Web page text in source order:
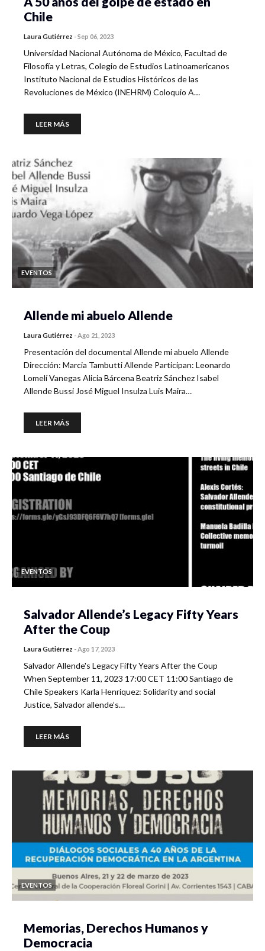
Chile
Laura Gutiérrez -Sep 06, 2023
Universidad Nacional Autónoma de México, Facultad de
Filosofía y Letras, Colegio de Estudios Latinoamericanos
Instituto Nacional de Estudios Históricos de las
Revoluciones de México (INEHRM) Coloquio A…
LEER MÁS
EVENTOS
Allende mi abuelo Allende
Laura Gutiérrez -Ago 21, 2023
Presentación del documental Allende mi abuelo Allende
Dirección: Marcia Tambutti Allende Participan: Leonardo
Lomelí Vanegas Alicia Bárcena Beatriz Sánchez Isabel
Allende Bussi José Miguel Insulza Luis Maira…
LEER MÁS
EVENTOS
Salvador Allende’s Legacy Fifty Years
After the Coup
Laura Gutiérrez -Ago 17, 2023
Salvador Allende's Legacy Fifty Years After the Coup
When September 11, 2023 17:00 CET 11:00 Santiago de
Chile Speakers Karla Henriquez: Solidarity and social
Justice, Salvador allende’s…
LEER MÁS
EVENTOS
Memorias, Derechos Humanos y
Democracia